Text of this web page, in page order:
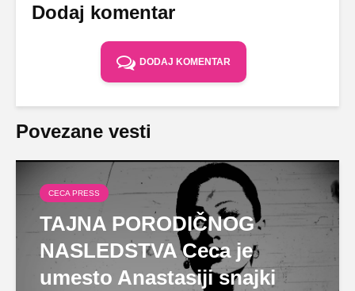
Dodaj komentar
DODAJ KOMENTAR
Povezane vesti
CECA PRESS
TAJNA PORODIČNOG
NASLEDSTVA Ceca je
umesto Anastasiji snajki